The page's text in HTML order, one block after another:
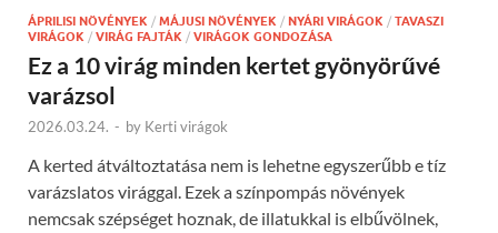
ÁPRILISI NÖVÉNYEK / MÁJUSI NÖVÉNYEK / NYÁRI VIRÁGOK / TAVASZI
VIRÁGOK / VIRÁG FAJTÁK / VIRÁGOK GONDOZÁSA
Ez a 10 virág minden kertet gyönyörűvé
varázsol
2026.03.24. - by Kerti virágok
A kerted átváltoztatása nem is lehetne egyszerűbb e tíz
varázslatos virággal. Ezek a színpompás növények
nemcsak szépséget hoznak, de illatukkal is elbűvölnek,